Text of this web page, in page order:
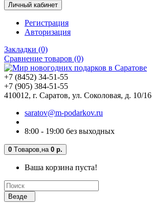
Личный кабинет
Регистрация
Авторизация
Закладки (0)
Сравнение товаров (0)
+7 (8452) 34-51-55
+7 (905) 384-51-55
410012, г. Саратов, ул. Соколовая, д. 10/16
saratov@m-podarkov.ru
8:00 - 19:00 без выходных
0 Tоваров, на 0 р.
Ваша корзина пуста!
Везде